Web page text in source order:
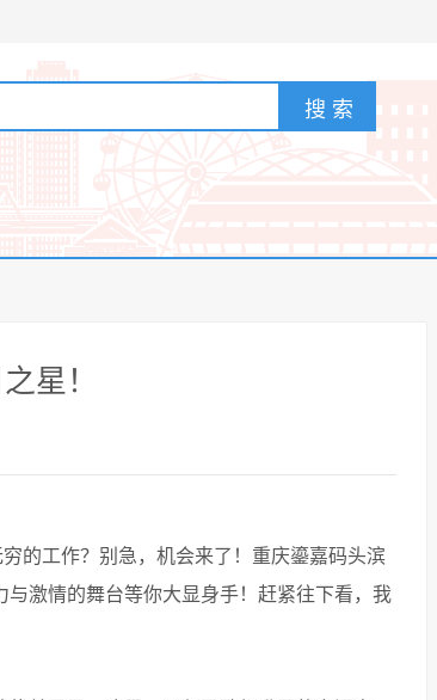
星！
的工作？别急，机会来了！重庆鎏嘉码头滨
激情的舞台等你大显身手！赶紧往下看，我